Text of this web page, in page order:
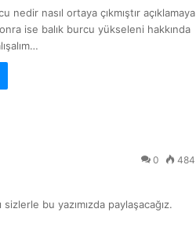
nedir nasıl ortaya çıkmıştır açıklamaya
ise balık burcu yükseleni hakkında
0 484
bu yazımızda paylaşacağız.